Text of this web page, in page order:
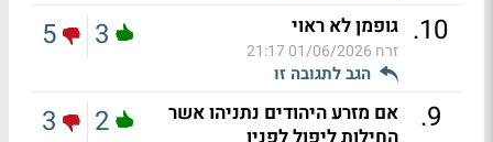
10
. גופמן לא ראוי
זרח 01/06/2026 21:17
הגב לתגובה זו
3
5
9
.
אם מזרע היהודים נתניהו אשר
2
3